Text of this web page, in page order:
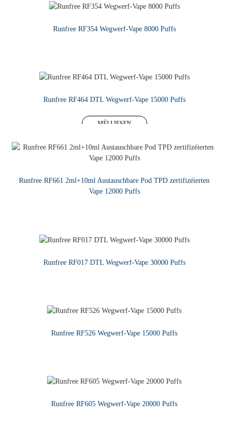
Runfree RF354 Wegwerf-Vape 8000 Puffs
Runfree RF464 DTL Wegwerf-Vape 15000 Puffs
MÉI LIESEN
Runfree RF661 2ml+10ml Austauschbare Pod TPD zertifizéierten
Vape 12000 Puffs
Runfree RF017 DTL Wegwerf-Vape 30000 Puffs
Runfree RF526 Wegwerf-Vape 15000 Puffs
Runfree RF605 Wegwerf-Vape 20000 Puffs